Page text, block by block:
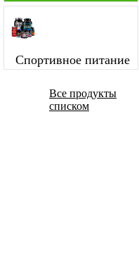
Спортивное питание
Все продукты
списком